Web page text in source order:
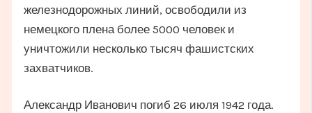
железнодорожных линий, освободили из
немецкого плена более 5000 человек и
уничтожили несколько тысяч фашистских
захватчиков.
Александр Иванович погиб 26 июля 1942 года.